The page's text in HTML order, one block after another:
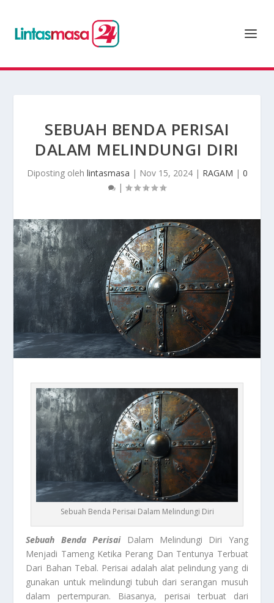
SEBUAH BENDA PERISAI
DALAM MELINDUNGI DIRI
Diposting oleh lintasmasa | Nov 15, 2024| RAGAM | 0
|
Sebuah Benda Perisai Dalam Melindungi Diri
Sebuah Benda PerisaiDalam Melindungi Diri Yang
Menjadi Tameng Ketika Perang Dan Tentunya Terbuat
Dari Bahan Tebal. Perisai adalah alat pelindung yang di
gunakan untuk melindungi tubuh dari serangan musuh
dalam pertempuran. Biasanya, perisai terbuat dari